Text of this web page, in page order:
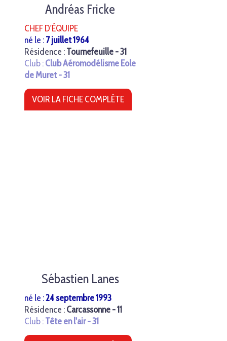
Andréas Fricke
CHEF D'ÉQUIPE
né le :7 juillet 1964
Résidence :Tournefeuille - 31
Club :Club Aéromodélisme Eole
de Muret - 31
VOIR LA FICHE COMPLÈTE
Sébastien Lanes
né le :24 septembre 1993
Résidence :Carcassonne - 11
Club :Tête en l'air - 31